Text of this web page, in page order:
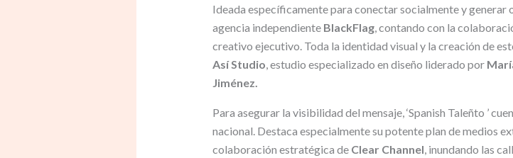
Ideada específicamente para conectar socialmente y generar
agencia independiente BlackFlag, contando con la
creativo ejecutivo. Toda la identidad visual y la creación de
Así Studio, estudio especializado en diseño liderado por
Jiménez.
Para asegurar la visibilidad del mensaje, ‘Spanish Taleñto ’
nacional. Destaca especialmente su potente plan de medios
colaboración estratégica de Clear Channel, inundando las